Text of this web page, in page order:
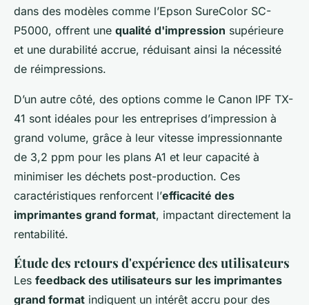
dans des modèles comme l’Epson SureColor SC-
P5000, offrent une qualité d'impression supérieure
et une durabilité accrue, réduisant ainsi la nécessité
de réimpressions.
D’un autre côté, des options comme le Canon IPF TX-
41 sont idéales pour les entreprises d’impression à
grand volume, grâce à leur vitesse impressionnante
de 3,2 ppm pour les plans A1 et leur capacité à
minimiser les déchets post-production. Ces
caractéristiques renforcent l’efficacité des
imprimantes grand format, impactant directement la
rentabilité.
Étude des retours d'expérience des utilisateurs
Les feedback des utilisateurs sur les imprimantes
grand format indiquent un intérêt accru pour des